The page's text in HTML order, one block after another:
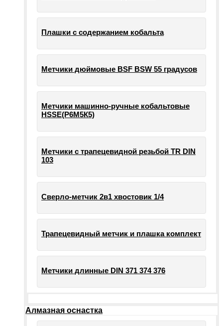
Плашки с содержанием кобальта
Метчики дюймовые BSF BSW 55 градусов
Метчики машинно-ручные кобальтовые
HSSE(Р6М5К5)
Метчики с трапецевидной резьбой TR DIN
103
Сверло-метчик 2в1 хвостовик 1/4
Трапецевидный метчик и плашка комплект
Метчики длинные DIN 371 374 376
Алмазная оснастка